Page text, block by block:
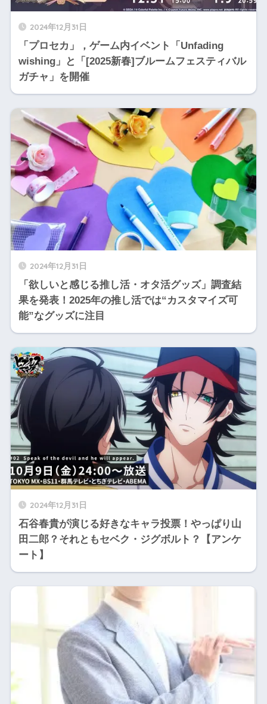
2024年12月31日
「プロセカ」，ゲーム内イベント「Unfading
wishing」と「[2025新春]ブルームフェスティバル
ガチャ」を開催
2024年12月31日
「欲しいと感じる推し活・オタ活グッズ」調査結
果を発表！2025年の推し活では“カスタマイズ可
能”なグッズに注目
2024年12月31日
石谷春貴が演じる好きなキャラ投票！やっぱり山
田二郎？それともセベク・ジグボルト？【アンケ
ート】